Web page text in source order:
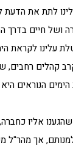
לתת את
ושל חיים
עלינו לקראת
רחבים,
הנוראים
אליו
אך מהר"ל